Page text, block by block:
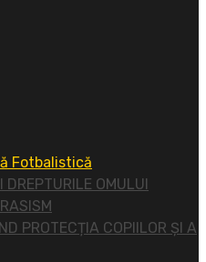
Fotbalistică
DREPTURILE OMULUI
PROTECȚIA COPIILOR ȘI A